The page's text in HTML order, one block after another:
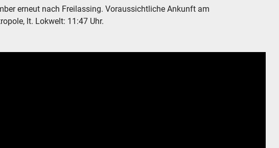
erneut nach Freilassing. Voraussichtliche Ankunft am
lt. Lokwelt: 11:47 Uhr.